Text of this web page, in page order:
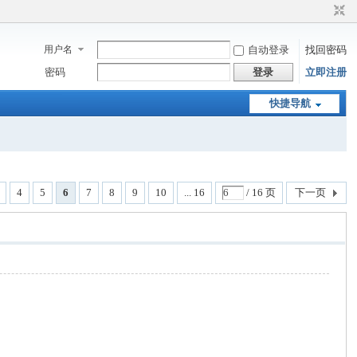
用户名 自动登录
找回密码
密码
登录 立即注册
快捷导航
4 5 6 7 8 9 10 ... 16 / 16 页 下一页